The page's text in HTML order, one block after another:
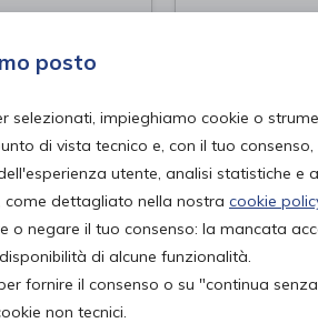
posto
selezionati, impieghiamo cookie o
di vista tecnico e, con il tuo
utente, analisi statistiche e
dettagliato nella nostra cookie
o negare il tuo consenso: la mancata
di alcune funzionalità.
fornire il consenso o su "continua
non tecnici.